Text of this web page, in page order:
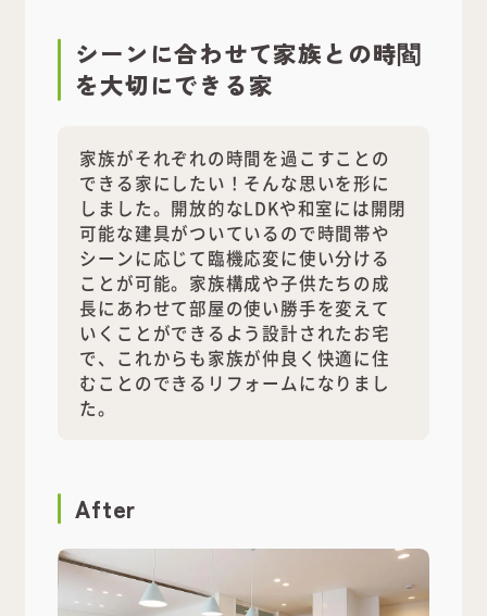
シーンに合わせて家族との時閻
を大切にできる家
家族がそれぞれの時間を過こすことの
できる家にしたい！そんな思いを形に
しました。開放的なLDKや和室には開閉
可能な建具がついているので時間帯や
シーンに応じて臨機応変に使い分ける
ことが可能。家族構成や子供たちの成
長にあわせて部屋の使い勝手を変えて
いくことができるよう設計されたお宅
で、これからも家族が仲良く快適に住
むことのできるリフォームになりまし
た。
After